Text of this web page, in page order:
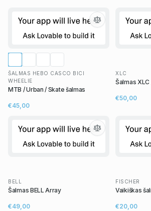
ŠALMAS HEBO CASCO BICI
WHEELIE
MTB / Urban / Skate šalmas
€45,00
XLC
Šalmas
€50,00
BELL
Šalmas BELL Array
€49,00
FISCHER
Vaikiškas
€20,00